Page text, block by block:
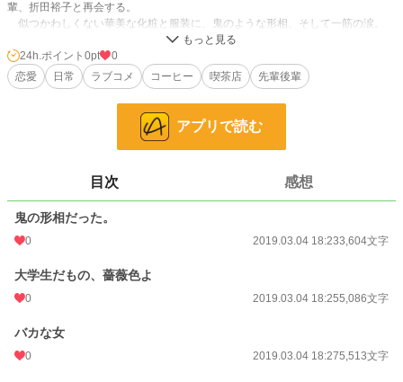
輩、折田裕子と再会する。
似つかわしくない華美な化粧と服装に、鬼のような形相、そして一筋の涙。
終わったはずの恋心が今、再び薫り立つ――
小説 228,833 位 / 228,833 件
9,588 位 / 9,588 件
0 pt
文字数 27,478
更新日時
初回公開日時 2019.03.04 18:23
初回完結日時
週間ポイント
月間ポイント
24h.ポイント 0pt
0
恋愛
日常 ラブコメ コーヒー 喫茶店 先輩後輩
アプリで読む
目次 感想
鬼の形相だった。
0 2019.03.04 18:233,604文字
大学生だもの、薔薇色よ
0 2019.03.04 18:255,086文字
バカな女
0 2019.03.04 18:275,513文字